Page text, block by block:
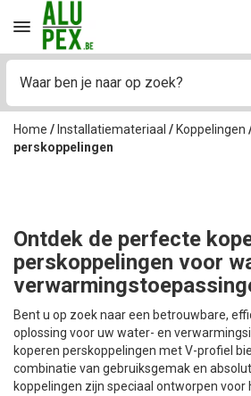
Home / Installatiemateriaal / Koppelingen
perskoppelingen
Ontdek de perfecte
perskoppelingen voor
Bent u op zoek naar een betrouwbare,
oplossing voor uw water- en
koperen perskoppelingen met V-profiel
combinatie van gebruiksgemak en
koppelingen zijn speciaal ontworpen voor